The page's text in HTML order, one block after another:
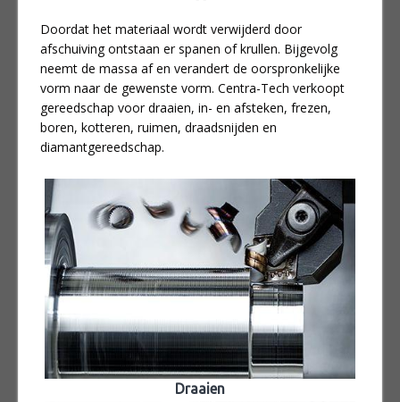
Doordat het materiaal wordt verwijderd door
afschuiving ontstaan er spanen of krullen. Bijgevolg
neemt de massa af en verandert de oorspronkelijke
vorm naar de gewenste vorm. Centra-Tech verkoopt
gereedschap voor draaien, in- en afsteken, frezen,
boren, kotteren, ruimen, draadsnijden en
diamantgereedschap.
Draaien